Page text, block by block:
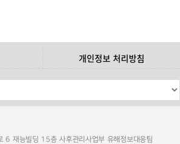
개인정보 처리방침
6 재능빌딩 15층 사후관리사업부 유해정보대응팀